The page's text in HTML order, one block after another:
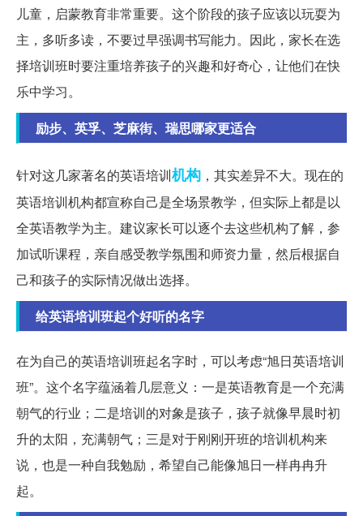
儿童，启蒙教育非常重要。这个阶段的孩子应该以玩耍为
主，多听多读，不要过早强调书写能力。因此，家长在选
择培训班时要注重培养孩子的兴趣和好奇心，让他们在快
乐中学习。
励步、英孚、芝麻街、瑞思哪家更适合
针对这几家著名的英语培训机构 ，其实差异不大。现在的
英语培训机构都宣称自己是全场景教学，但实际上都是以
全英语教学为主。建议家长可以逐个去这些机构了解，参
加试听课程，亲自感受教学氛围和师资力量，然后根据自
己和孩子的实际情况做出选择。
给英语培训班起个好听的名字
在为自己的英语培训班起名字时，可以考虑“旭日英语培训
班”。这个名字蕴涵着几层意义：一是英语教育是一个充满
朝气的行业；二是培训的对象是孩子，孩子就像早晨时初
升的太阳，充满朝气；三是对于刚刚开班的培训机构来
说，也是一种自我勉励，希望自己能像旭日一样冉冉升
起。